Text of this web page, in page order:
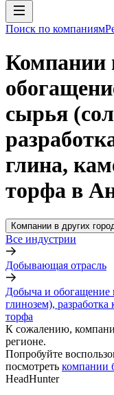
Поиск по компаниям
Компании
сырья
глина,
торфа в
Компании в других
Все индустрии
Добывающая отрасль
Добыча и обогащение
глинозем),
торфа
К сожалению,
регионе.
Попробуйте
посмотреть компании
HeadHunter